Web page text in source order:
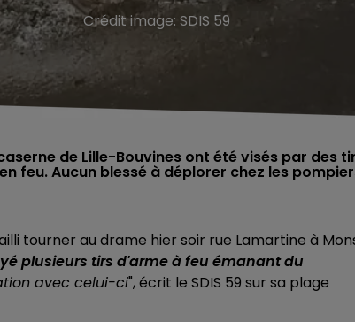
Crédit image: SDIS 59
de Lille-Bouvines ont été visés par des
feu. Aucun blessé à déplorer chez les
tourner au drame hier soir rue Lamartine à
plusieurs tirs d'arme à feu émanant du
avec celui-ci", écrit le SDIS 59 sur sa plage